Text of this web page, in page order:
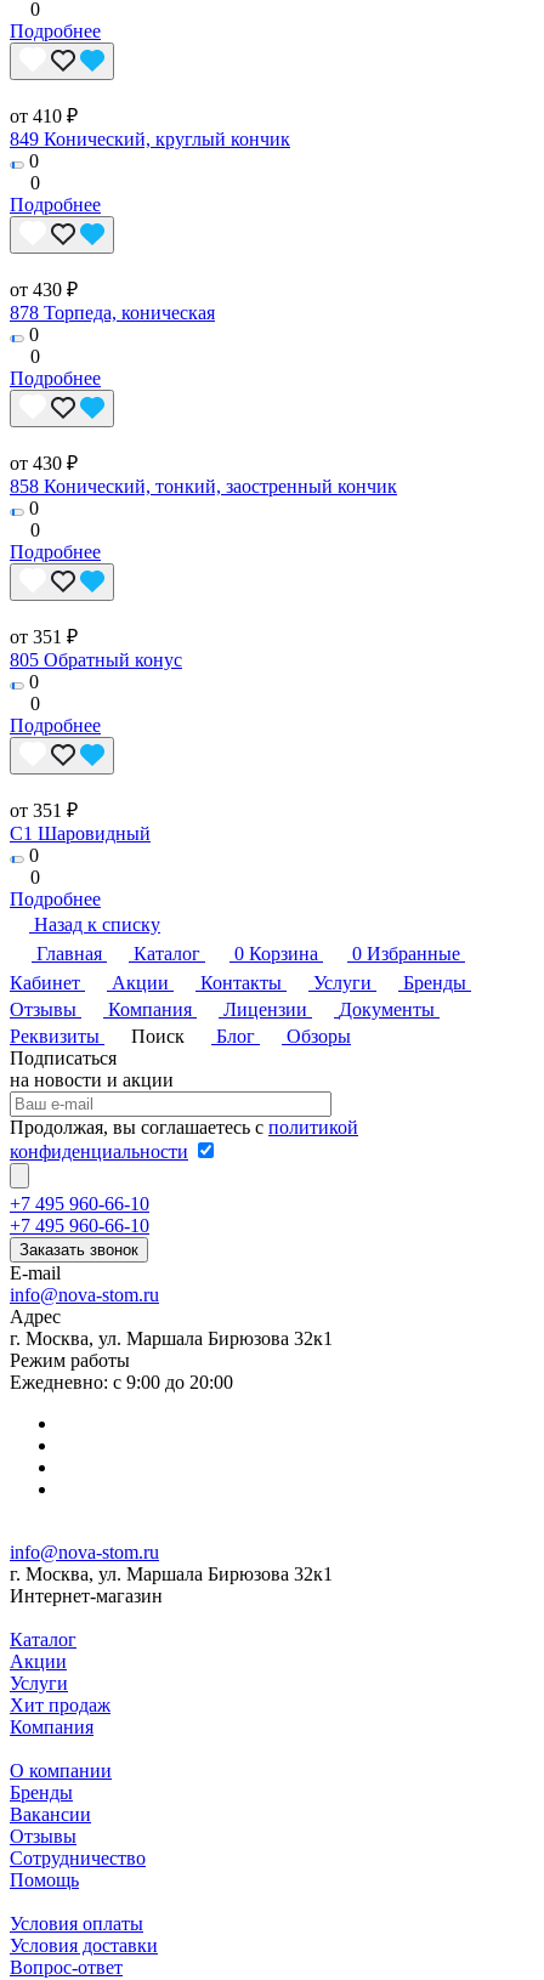
0
Подробнее
от 410 ₽
849 Конический, круглый кончик
0
0
Подробнее
от 430 ₽
878 Торпеда, коническая
0
0
Подробнее
от 430 ₽
858 Конический, тонкий, заостренный кончик
0
0
Подробнее
от 351 ₽
805 Обратный конус
0
0
Подробнее
от 351 ₽
C1 Шаровидный
0
0
Подробнее
Назад к списку
Главная
Каталог 0 Корзина 0 Избранные
Кабинет
Акции Контакты Услуги
Бренды
Отзывы
Компания Лицензии
Документы
Реквизиты
Поиск Блог
Обзоры
Подписаться
на новости и акции
Продолжая, вы соглашаетесь с политикой
конфиденциальности
+7 495 960-66-10
+7 495 960-66-10
Заказать звонок
E-mail
info@nova-stom.ru
Адрес
г. Москва, ул. Маршала Бирюзова 32к1
Режим работы
Ежедневно: с 9:00 до 20:00
info@nova-stom.ru
г. Москва, ул. Маршала Бирюзова 32к1
Интернет-магазин
Каталог
Акции
Услуги
Хит продаж
Компания
О компании
Бренды
Вакансии
Отзывы
Сотрудничество
Помощь
Условия оплаты
Условия доставки
Вопрос-ответ